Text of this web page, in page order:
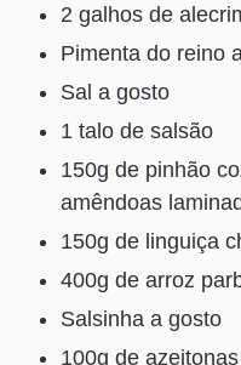
2 galhos de
Pimenta do reino
Sal a gosto
1 talo de salsão
150g de pinhão
amêndoas
150g de linguiça
400g de arroz
Salsinha a gosto
100g de